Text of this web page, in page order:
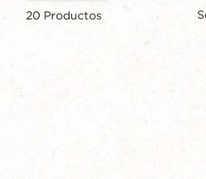
20 Productos